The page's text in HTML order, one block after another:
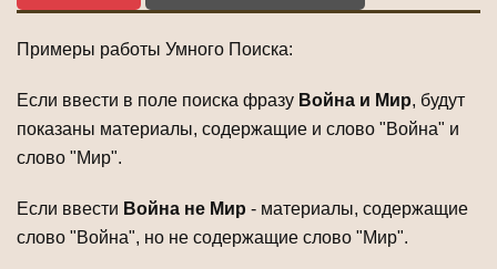
Примеры работы Умного Поиска:
Если ввести в поле поиска фразу Война и Мир, будут
показаны материалы, содержащие и слово "Война" и
слово "Мир".
Если ввести Война не Мир - материалы, содержащие
слово "Война", но не содержащие слово "Мир".